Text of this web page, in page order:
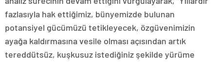
fazlasıyla hak ettiğimiz, bünyemizde bulunan
potansiyel gücümüzü tetikleyecek, özgüvenimizin
ayağa kaldırmasına vesile olması açısından artık
tereddütsüz, kuşkusuz istediğiniz şekilde yürüme